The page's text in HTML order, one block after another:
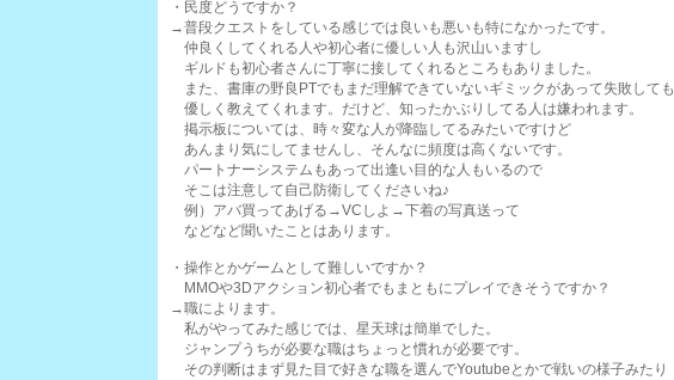
・民度どうですか？
→普段クエストをしている感じでは良いも悪いも特になかったです。
仲良くしてくれる人や初心者に優しい人も沢山いますし
ギルドも初心者さんに丁寧に接してくれるところもありました。
また、書庫の野良PTでもまだ理解できていないギミックがあって失敗しても
優しく教えてくれます。だけど、知ったかぶりしてる人は嫌われます。
掲示板については、時々変な人が降臨してるみたいですけど
あんまり気にしてませんし、そんなに頻度は高くないです。
パートナーシステムもあって出逢い目的な人もいるので
そこは注意して自己防衛してくださいね♪
例）アバ買ってあげる→VCしよ→下着の写真送って
などなど聞いたことはあります。
・操作とかゲームとして難しいですか？
MMOや3Dアクション初心者でもまともにプレイできそうですか？
→職によります。
私がやってみた感じでは、星天球は簡単でした。
ジャンプうちが必要な職はちょっと慣れが必要です。
その判断はまず見た目で好きな職を選んでYoutubeとかで戦いの様子みたり